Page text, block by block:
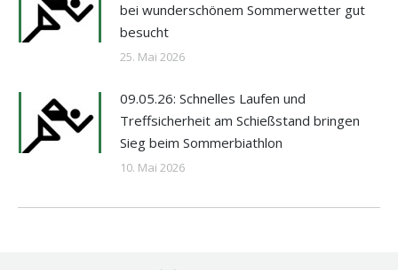
bei wunderschönem Sommerwetter gut
besucht
25. Mai 2026
09.05.26: Schnelles Laufen und
Treffsicherheit am Schießstand bringen
Sieg beim Sommerbiathlon
10. Mai 2026